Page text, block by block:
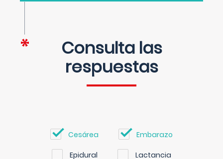
Consulta las
respuestas
Cesárea Embarazo
Epidural Lactancia